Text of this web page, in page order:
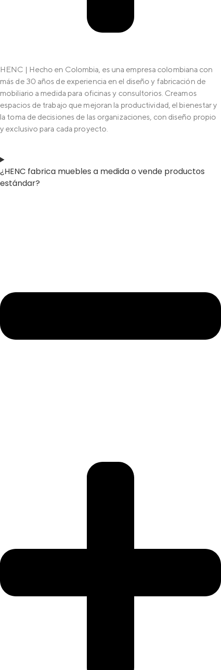
HENC | Hecho en Colombia, es una empresa colombiana con
más de 30 años de experiencia en el diseño y fabricación de
mobiliario a medida para oficinas y consultorios. Creamos
espacios de trabajo que mejoran la productividad, el bienestar y
la toma de decisiones de las organizaciones, con diseño propio
y exclusivo para cada proyecto.
¿HENC fabrica muebles a medida o vende productos
estándar?